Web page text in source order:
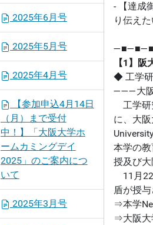
- 【達成
り伝えた
【1】
◆ 工学研
―――大阪
工学研
に、大
本学の
授及び
11月22
盾が授与
⇒本学
⇒大阪大
2025年6月号
2025年5月号
2025年4月号
【参加申込4月14日
（月）まで受付
中！】「大阪大学ホ
ームカミングデイ
2025」のご案内につ
いて
2025年3月号